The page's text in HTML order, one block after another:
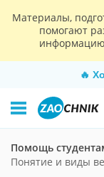
Материалы,
помогают
🔥
Помощь
Понятие и виды